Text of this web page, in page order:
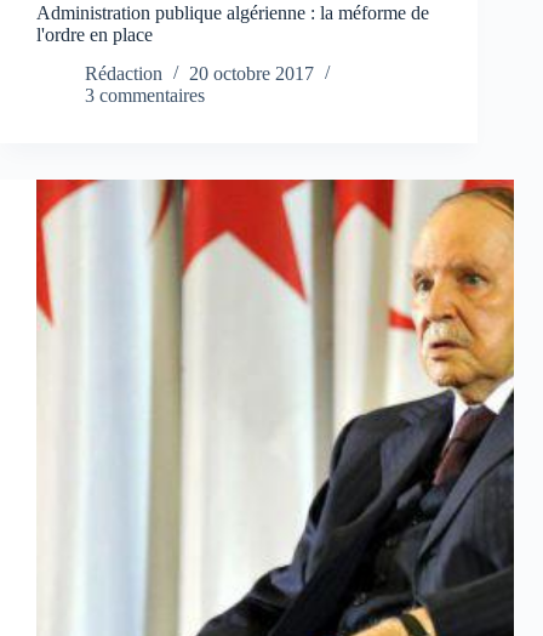
Administration publique algérienne : la méforme de
l'ordre en place
Rédaction
20 octobre 2017
3 commentaires